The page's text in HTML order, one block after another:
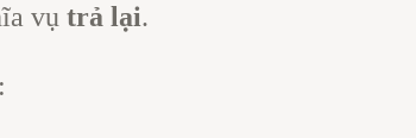
vụ trả lại.